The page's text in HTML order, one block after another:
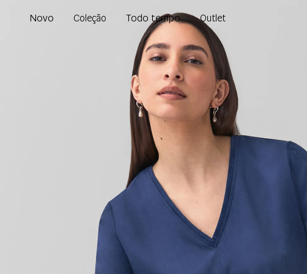
Novo Coleção Todo tempo Outlet